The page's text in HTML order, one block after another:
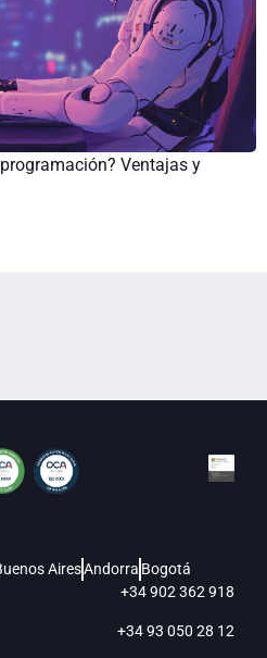
Ventajas y
AiresAndorra Bogotá
+34 902 362 918
+34 93 050 28 12